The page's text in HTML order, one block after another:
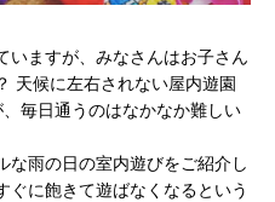
いますが、みなさんはお子さん
天候に左右されない屋内遊園
毎日通うのはなかなか難しい
な雨の日の室内遊びをご紹介し
ぐに飽きて遊ばなくなるという